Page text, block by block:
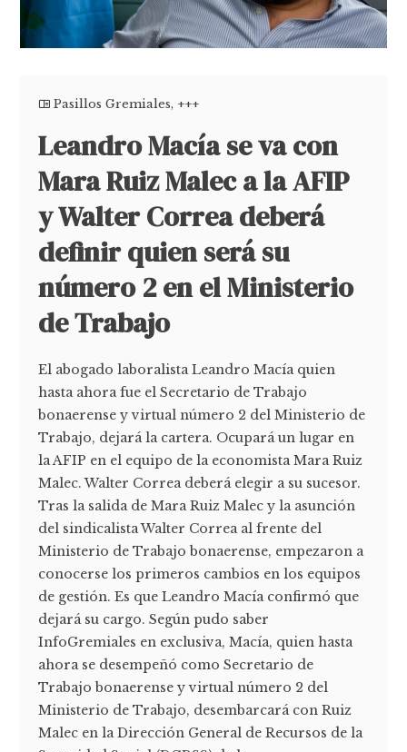
Pasillos Gremiales, +++
Leandro Macía se va con
Mara Ruiz Malec a la AFIP
y Walter Correa deberá
definir quien será su
número 2 en el Ministerio
de Trabajo
El abogado laboralista Leandro Macía quien
hasta ahora fue el Secretario de Trabajo
bonaerense y virtual número 2 del Ministerio de
Trabajo, dejará la cartera. Ocupará un lugar en
la AFIP en el equipo de la economista Mara Ruiz
Malec. Walter Correa deberá elegir a su sucesor.
Tras la salida de Mara Ruiz Malec y la asunción
del sindicalista Walter Correa al frente del
Ministerio de Trabajo bonaerense, empezaron a
conocerse los primeros cambios en los equipos
de gestión. Es que Leandro Macía confirmó que
dejará su cargo. Según pudo saber
InfoGremiales en exclusiva, Macía, quien hasta
ahora se desempeñó como Secretario de
Trabajo bonaerense y virtual número 2 del
Ministerio de Trabajo, desembarcará con Ruiz
Malec en la Dirección General de Recursos de la